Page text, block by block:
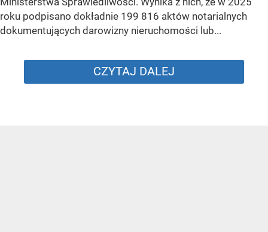
roku podpisano dokładnie 199 816 aktów notarialnych
dokumentujących darowizny nieruchomości lub...
CZYTAJ DALEJ